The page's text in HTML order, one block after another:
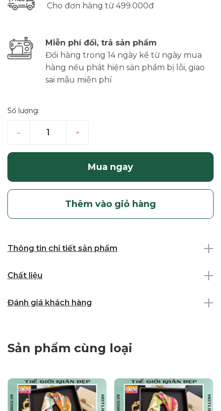
Cho đơn hàng từ 499.000đ
Miễn phí đổi, trả sản phẩm
Đổi hàng trong 14 ngày kể từ ngày mua
hàng nếu phát hiện sản phẩm bị lỗi, giao
sai mẫu miễn phí
Số lượng:
– +
Mua ngay
Thêm vào giỏ hàng
Thông tin chi tiết sản phẩm
Chất liệu
Đánh giá khách hàng
Sản phẩm cùng loại